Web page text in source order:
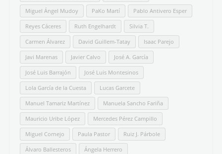
Miguel Ángel Mudoy PaKo Martí Pablo Antivero Esper
Reyes Cáceres Ruth Engelhardt Silvia T.
Carmen Álvarez David Guillem-Tatay Isaac Parejo
Javi Marenas Javier Calvo José A. García
José Luis Barrajón José Luis Montesinos
Lola García de la Cuesta Lucas Garcete
Manuel Tamariz Martínez Manuela Sancho Fariña
Mauricio Uribe López Mercedes Pérez Campillo
Miguel Cornejo Paula Pastor Ruiz J. Párbole
Álvaro Ballesteros Ángela Herrero